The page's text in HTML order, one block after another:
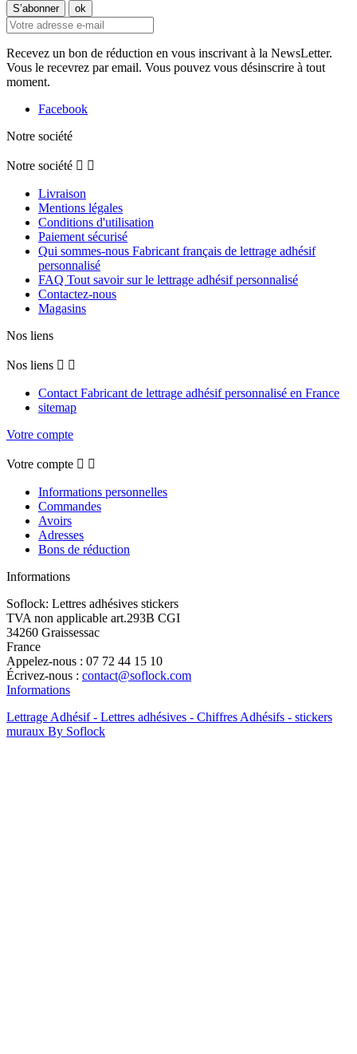
Recevez un bon de réduction en vous inscrivant à la NewsLetter.
Vous le recevrez par email. Vous pouvez vous désinscrire à tout
moment.
Facebook
Notre société
Notre société  
Livraison
Mentions légales
Conditions d'utilisation
Paiement sécurisé
Qui sommes-nous Fabricant français de lettrage adhésif
personnalisé
FAQ Tout savoir sur le lettrage adhésif personnalisé
Contactez-nous
Magasins
Nos liens
Nos liens  
Contact Fabricant de lettrage adhésif personnalisé en France
sitemap
Votre compte
Votre compte  
Informations personnelles
Commandes
Avoirs
Adresses
Bons de réduction
Informations
Soflock: Lettres adhésives stickers
TVA non applicable art.293B CGI
34260 Graissessac
France
Appelez-nous : 07 72 44 15 10
Écrivez-nous : contact@soflock.com
Informations
Lettrage Adhésif - Lettres adhésives - Chiffres Adhésifs - stickers
muraux By Soflock